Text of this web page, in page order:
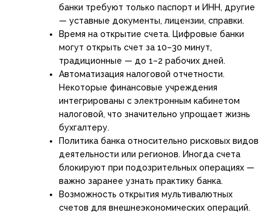
банки требуют только паспорт и ИНН, другие
— уставные документы, лицензии, справки.
Время на открытие счета. Цифровые банки
могут открыть счет за 10–30 минут,
традиционные — до 1–2 рабочих дней.
Автоматизация налоговой отчетности.
Некоторые финансовые учреждения
интегрированы с электронным кабинетом
налоговой, что значительно упрощает жизнь
бухгалтеру.
Политика банка относительно рисковых видов
деятельности или регионов. Иногда счета
блокируют при подозрительных операциях —
важно заранее узнать практику банка.
Возможность открытия мультивалютных
счетов для внешнеэкономических операций.